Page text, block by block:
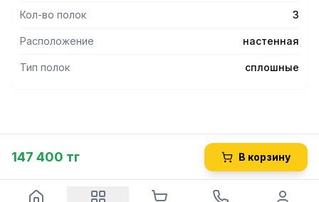
Кол-во полок 3
Расположение настенная
Тип полок сплошные
147 400 тг В корзину